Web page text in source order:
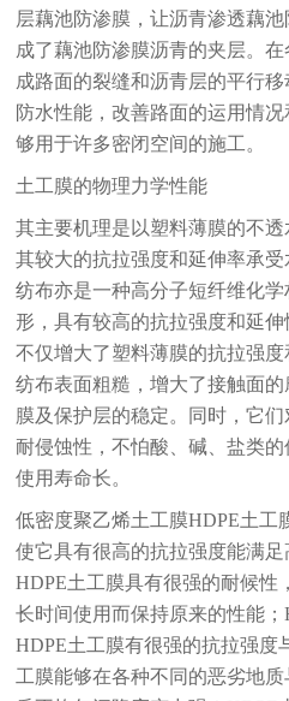
层藕池防渗膜，让沥青渗透藕
成了藕池防渗膜沥青的夹层。
成路面的裂缝和沥青层的平行
防水性能，改善路面的运用情
够用于许多密闭空间的施工。
土工膜的物理力学性能
其主要机理是以塑料薄膜的不
其较大的抗拉强度和延伸率承
纺布亦是一种高分子短纤维化
形，具有较高的抗拉强度和延伸
不仅增大了塑料薄膜的抗拉强
纺布表面粗糙，增大了接触面
膜及保护层的稳定。同时，它
耐侵蚀性，不怕酸、碱、盐类的
使用寿命长。
低密度聚乙烯土工膜HDPE土工
使它具有很高的抗拉强度能满足
HDPE土工膜具有很强的耐候性
长时间使用而保持原来的性能；
HDPE土工膜有很强的抗拉强度
工膜能够在各种不同的恶劣地